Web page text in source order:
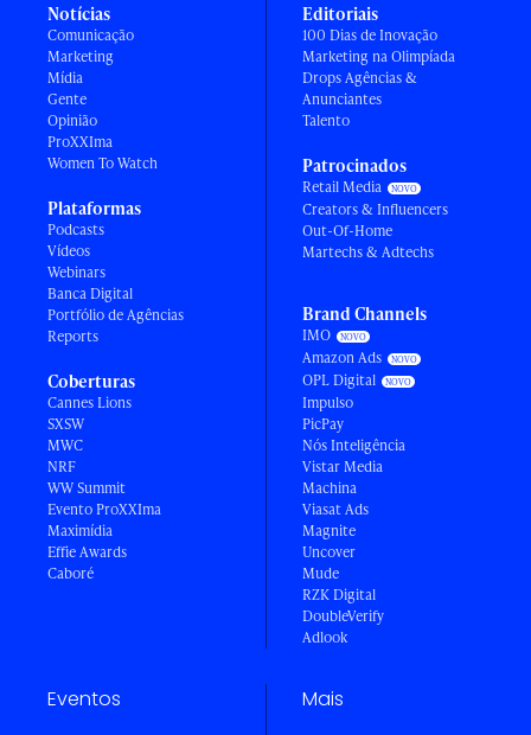
Notícias
Comunicação
Marketing
Mídia
Gente
Opinião
ProXXIma
Women To Watch
Plataformas
Podcasts
Vídeos
Webinars
Banca Digital
Portfólio de Agências
Reports
Coberturas
Cannes Lions
SXSW
MWC
NRF
WW Summit
Evento ProXXIma
Maximídia
Effie Awards
Caboré
Editoriais
100 Dias de Inovação
Marketing na Olimpíada
Drops Agências &
Anunciantes
Talento
Patrocinados
Retail Media
Creators & Influencers
Out-Of-Home
Martechs & Adtechs
Brand Channels
IMO
Amazon Ads
OPL Digital
Impulso
PicPay
Nós Inteligência
Vistar Media
Machina
Viasat Ads
Magnite
Uncover
Mude
RZK Digital
DoubleVerify
Adlook
Eventos Mais